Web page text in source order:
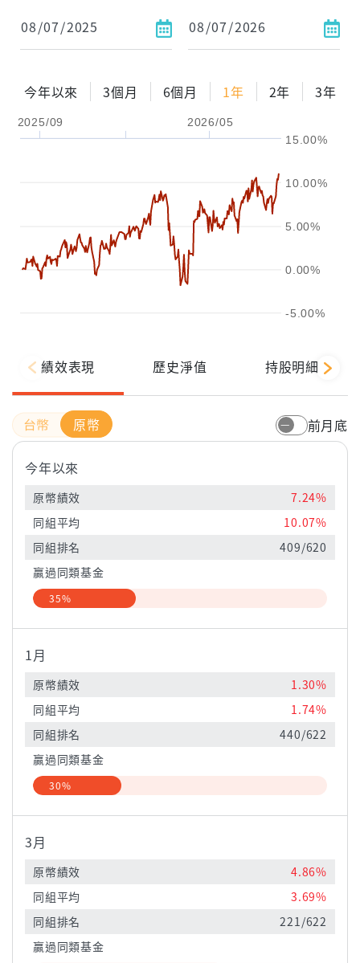
今年以來 3個月 6個月 1年 2年 3年
2025/09 2026/05
-5.00%
0.00%
5.00%
10.00%
15.00%
1年
2年
配息金額
-%
績效表現 歷史淨值 持股明細
原幣 前月底
今年以來
原幣績效
7.24%
同組平均
10.07%
同組排名
409/620
贏過同類基金
35%
1月
原幣績效
1.30%
同組平均
1.74%
同組排名
440/622
贏過同類基金
30%
3月
原幣績效
4.86%
同組平均
3.69%
同組排名
221/622
贏過同類基金